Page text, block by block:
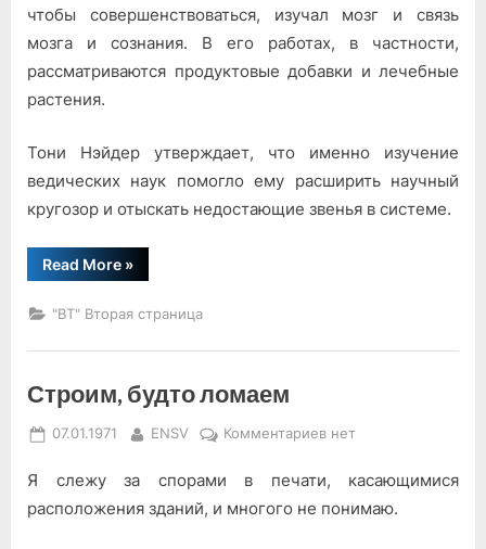
то
болен»
чтобы совершенствоваться, изучал мозг и связь
мозга и сознания. В его работах, в частности,
рассматриваются продуктовые добавки и лечебные
растения.
Тони Нэйдер утверждает, что именно изучение
ведических наук помогло ему расширить научный
кругозор и отыскать недостающие звенья в системе.
Read More“Тони
Нэйдер:
человек
не
cебя
часа
в
счастливым,
то
болен»”
»
"ВТ" Вторая страница
Строим, будто ломаем
Posted
07.01.1971 By
ENSV Комментариевк
Строим,
будто
нет
Я слежу за спорами в печати, касающимися
расположения зданий, и многого не понимаю.